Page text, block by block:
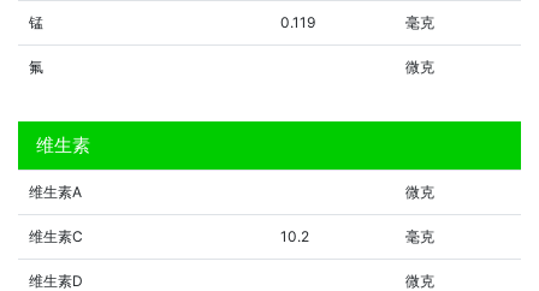
锰 0.119 毫克
氟 微克
维生素
维生素A 微克
维生素C 10.2 毫克
维生素D 微克